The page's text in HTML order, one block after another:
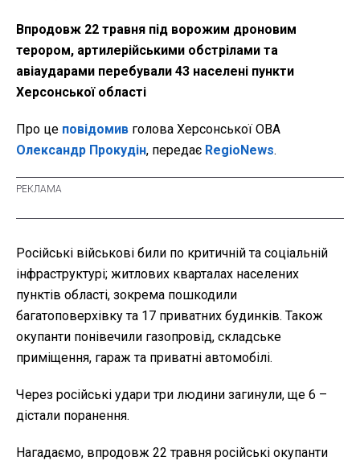
Впродовж 22 травня під ворожим дроновим
терором, артилерійськими обстрілами та
авіаударами перебували 43 населені пункти
Херсонської області
Про це повідомив голова Херсонської ОВА
Олександр Прокудін, передає RegioNews.
Російські військові били по критичній та соціальній
інфраструктурі; житлових кварталах населених
пунктів області, зокрема пошкодили
багатоповерхівку та 17 приватних будинків. Також
окупанти понівечили газопровід, складське
приміщення, гараж та приватні автомобілі.
Через російські удари три людини загинули, ще 6 –
дістали поранення.
Нагадаємо, впродовж 22 травня російські окупанти